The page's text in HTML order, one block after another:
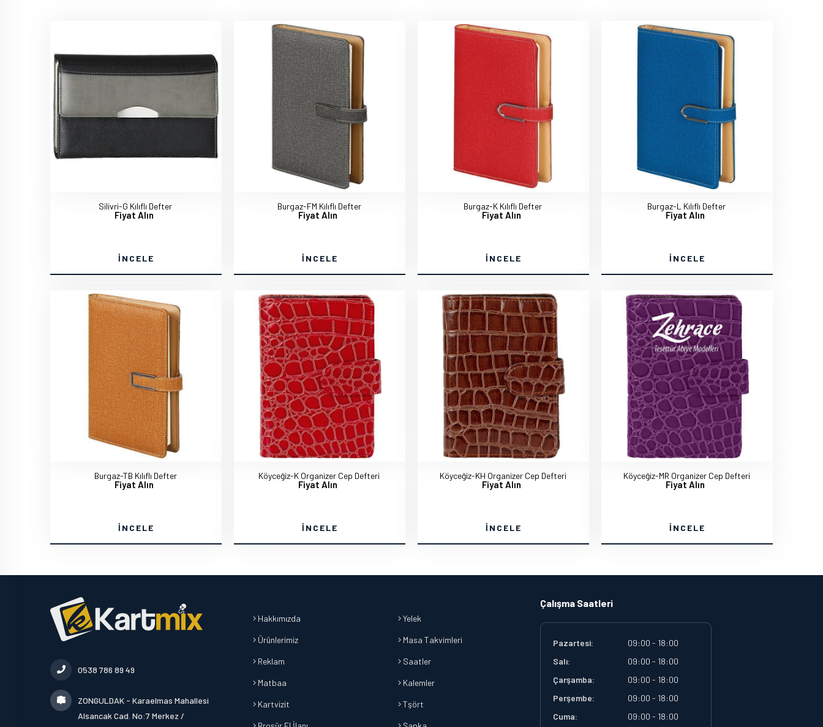
Silivri-G Kılıflı Defter
Fiyat Alın
İNCELE
Burgaz-FM Kılıflı Defter
Fiyat Alın
İNCELE
Burgaz-K Kılıflı Defter
Fiyat Alın
İNCELE
Burgaz-L Kılıflı Defter
Fiyat Alın
İNCELE
Burgaz-TB Kılıflı Defter
Fiyat Alın
İNCELE
Köyceğiz-K Organizer Cep Defteri
Fiyat Alın
İNCELE
Köyceğiz-KH Organizer Cep Defteri
Fiyat Alın
İNCELE
Köyceğiz-MR Organizer Cep Defteri
Fiyat Alın
İNCELE
0538 786 89 49
ZONGULDAK - Karaelmas Mahallesi
Alsancak Cad. No:7 Merkez /
Hakkımızda
Ürünlerimiz
Reklam
Matbaa
Kartvizit
Yelek
Masa Takvimleri
Saatler
Kalemler
Tşört
Çalışma Saatleri
Pazartesi:
09:00 - 18:00
Salı:
09:00 - 18:00
Çarşamba:
09:00 - 18:00
Perşembe:
09:00 - 18:00
Cuma:
09:00 - 18:00